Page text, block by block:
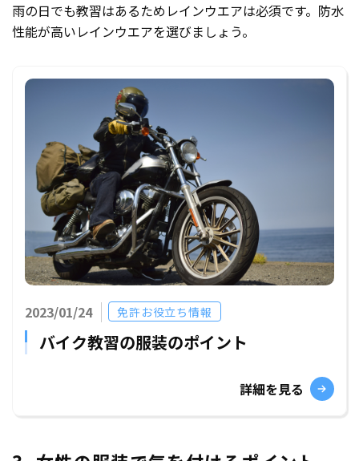
雨の日でも教習はあるためレインウエアは必須です。防水
性能が高いレインウエアを選びましょう。
2023/01/24 免許お役立ち情報
バイク教習の服装のポイント
詳細を見る